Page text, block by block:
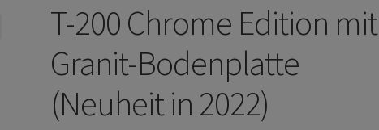
T-200 Chrome Edition mit
Granit-Bodenplatte
(Neuheit in 2022)